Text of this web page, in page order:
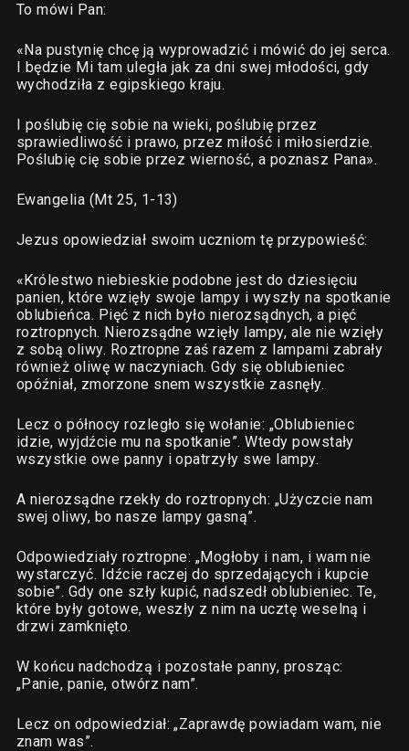
To mówi Pan:
«Na pustynię chcę ją wyprowadzić i mówić do jej serca.
I będzie Mi tam uległa jak za dni swej młodości, gdy
wychodziła z egipskiego kraju.
I poślubię cię sobie na wieki, poślubię przez
sprawiedliwość i prawo, przez miłość i miłosierdzie.
Poślubię cię sobie przez wierność, a poznasz Pana».
Ewangelia (Mt 25, 1-13)
Jezus opowiedział swoim uczniom tę przypowieść:
«Królestwo niebieskie podobne jest do dziesięciu
panien, które wzięły swoje lampy i wyszły na spotkanie
oblubieńca. Pięć z nich było nierozsądnych, a pięć
roztropnych. Nierozsądne wzięły lampy, ale nie wzięły
z sobą oliwy. Roztropne zaś razem z lampami zabrały
również oliwę w naczyniach. Gdy się oblubieniec
opóźniał, zmorzone snem wszystkie zasnęły.
Lecz o północy rozległo się wołanie: „Oblubieniec
idzie, wyjdźcie mu na spotkanie”. Wtedy powstały
wszystkie owe panny i opatrzyły swe lampy.
A nierozsądne rzekły do roztropnych: „Użyczcie nam
swej oliwy, bo nasze lampy gasną”.
Odpowiedziały roztropne: „Mogłoby i nam, i wam nie
wystarczyć. Idźcie raczej do sprzedających i kupcie
sobie”. Gdy one szły kupić, nadszedł oblubieniec. Te,
które były gotowe, weszły z nim na ucztę weselną i
drzwi zamknięto.
W końcu nadchodzą i pozostałe panny, prosząc:
„Panie, panie, otwórz nam”.
Lecz on odpowiedział: „Zaprawdę powiadam wam, nie
znam was”.